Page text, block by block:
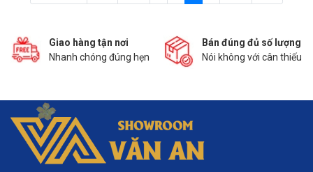
Giao hàng tận nơi
Nhanh chóng đúng hẹn
Bán đúng đủ số lượng
Nói không với cân thiếu